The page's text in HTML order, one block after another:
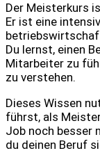
Der Meisterkurs
Er ist eine
Du lernst, einen
Mitarbeiter zu
zu verstehen.
Dieses Wissen
führst, als
Job noch besser
du deinen Beruf